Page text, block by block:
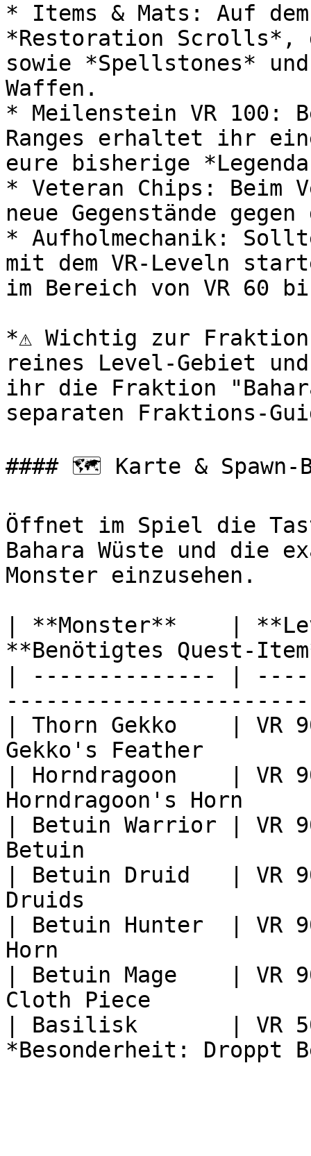
* Items & Mats: Auf
*Restoration Scrolls*,
sowie *Spellstones*
Waffen.
* Meilenstein VR 100:
Ranges erhaltet ihr
eure bisherige
* Veteran Chips: Beim
neue Gegenstände
* Aufholmechanik:
mit dem VR-Leveln
im Bereich von VR 60
*⚠️ Wichtig zur
reines Level-Gebiet
ihr die Fraktion
separaten Fraktions-
#### 🗺️ Karte & Spawn-
Öffnet im Spiel die
Bahara Wüste und die
Monster einzusehen.
| **Monster**    |
**Benötigtes
| -------------- |
| Thorn Gekko    |
Gekko's Feather
| Horndragoon    |
Horndragoon's
| Betuin Warrior |
Betuin
| Betuin Druid   | VR
Druids
| Betuin Hunter  |
Horn
| Betuin Mage    |
Cloth Piece
| Basilisk       | VR